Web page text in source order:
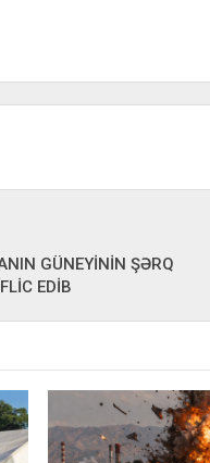
GÜNEYİNİN ŞƏRQ
EDİB